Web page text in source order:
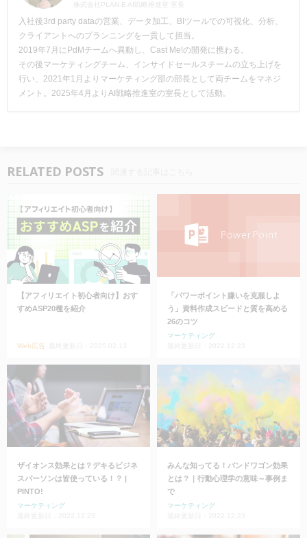
株式会社PLAN-B AI戦略推進室 室長
入社後3rd party dataの営業、データ加工、BIツールでの可視化、分析、
クライアントへのプランニングを一貫して担当。
2019年7月にPdMチームへ異動し、Cast Me!の開発に携わる。
その後マーケティングチーム、インサイドセールスチームの立ち上げを
行い、2021年1月よりマーケティング部の部長として両チームをマネジ
メント。2025年4月よりAI戦略推進室の室長として活動。
RELATED POSTS
【アフィリエイト初心者向け】おす
すめASP20種を紹介
Web広告
「パワーポイント嫌いを克服しよ
う」資料作成スピードと質を高める
26のコツ
マーケティング
ザイオンス効果とは？デキるビジネ
スパーソンは皆使っている！？ |
PINTO!
マーケティング
みんな知ってる！バンドワゴン効果
とは？｜行動心理学の意味～事例ま
で
マーケティング